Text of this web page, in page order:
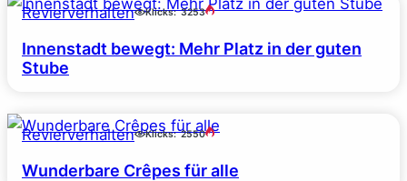
Revierverhalten Klicks: 3253
Innenstadt bewegt: Mehr Platz in der guten
Stube
Revierverhalten Klicks: 2550
Wunderbare Crêpes für alle